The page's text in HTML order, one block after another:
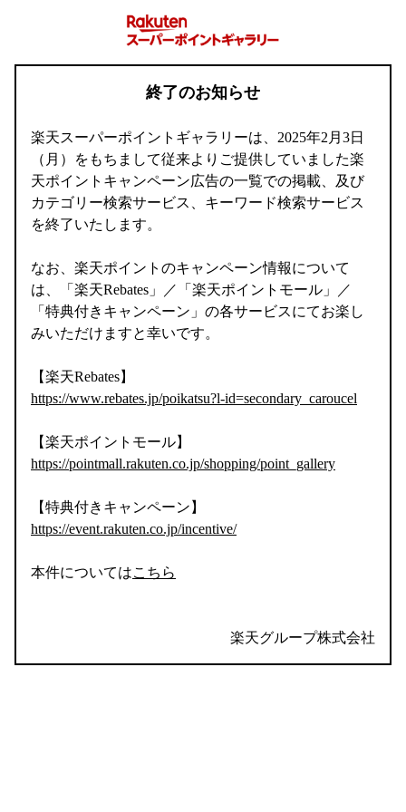
終了のお知らせ
楽天スーパーポイントギャラリーは、2025年2月3日
（月）をもちまして従来よりご提供していました楽
天ポイントキャンペーン広告の一覧での掲載、及び
カテゴリー検索サービス、キーワード検索サービス
を終了いたします。
なお、楽天ポイントのキャンペーン情報について
は、「楽天Rebates」／「楽天ポイントモール」／
「特典付きキャンペーン」の各サービスにてお楽し
みいただけますと幸いです。
【楽天Rebates】
https://www.rebates.jp/poikatsu?l-id=secondary_caroucel
【楽天ポイントモール】
https://pointmall.rakuten.co.jp/shopping/point_gallery
【特典付きキャンペーン】
https://event.rakuten.co.jp/incentive/
本件についてはこちら
楽天グループ株式会社